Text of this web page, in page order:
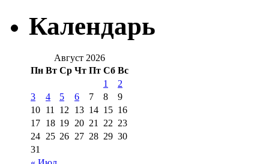
Календарь
Август 2026
Пн Вт Ср Чт Пт Сб Вс
1
2
3
4 5 6 7 8
9
10 11 12 13 14 15 16
17 18 19 20 21 22 23
24 25 26 27 28 29 30
31